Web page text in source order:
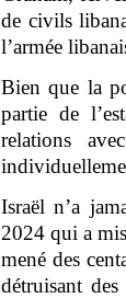
de civils
l’armée
Bien que la
partie de
relations
Israël n’a
2024 qui a
mené des
détruisant